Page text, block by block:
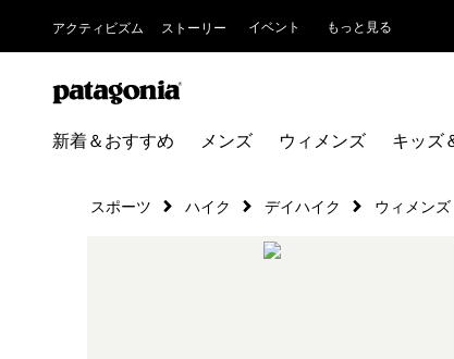
アクティビズム ストーリー イベント もっと見る
新着＆おすすめ メンズ ウィメンズ キッズ
スポーツ ハイク デイハイク ウィメンズ